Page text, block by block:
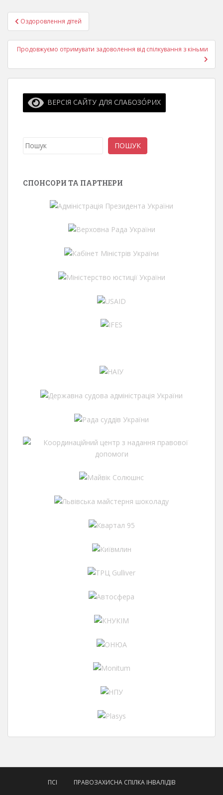
Навігація
записів
Оздоровлення дітей
Продовжуємо отримувати задоволення від спілкування з кіньми
ВЕРСІЯ САЙТУ ДЛЯ СЛАБОЗО́РИХ
Пошук ПОШУК
СПОНСОРИ ТА ПАРТНЕРИ
ПСІ ПРАВОЗАХИСНА СПІЛКА ІНВАЛІДІВ